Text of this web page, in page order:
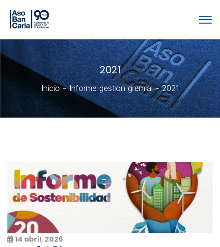
2021
Inicio Informe gestion gremial 2021
14 abril, 2026